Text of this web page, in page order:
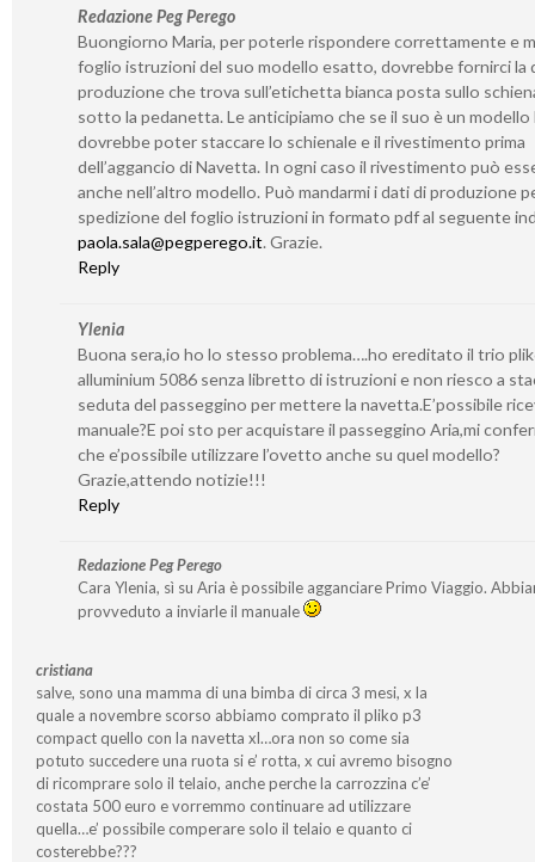
Redazione Peg Perego
Buongiorno Maria, per poterle rispondere correttamente e
foglio istruzioni del suo modello esatto, dovrebbe fornirci la
produzione che trova sull’etichetta bianca posta sullo
sotto la pedanetta. Le anticipiamo che se il suo è un modello
dovrebbe poter staccare lo schienale e il rivestimento prima
dell’aggancio di Navetta. In ogni caso il rivestimento può
anche nell’altro modello. Può mandarmi i dati di produzione
spedizione del foglio istruzioni in formato pdf al seguente
paola.sala@pegperego.it. Grazie.
Reply
Ylenia
Buona sera,io ho lo stesso problema….ho ereditato il trio
alluminium 5086 senza libretto di istruzioni e non riesco a
seduta del passeggino per mettere la navetta.E’possibile
manuale?E poi sto per acquistare il passeggino Aria,mi
che e’possibile utilizzare l’ovetto anche su quel modello?
Grazie,attendo notizie!!!
Reply
Redazione Peg Perego
Cara Ylenia, sì su Aria è possibile agganciare Primo Viaggio.
provveduto a inviarle il manuale
cristiana
salve, sono una mamma di una bimba di circa 3 mesi, x la
quale a novembre scorso abbiamo comprato il pliko p3
compact quello con la navetta xl…ora non so come sia
potuto succedere una ruota si e’ rotta, x cui avremo bisogno
di ricomprare solo il telaio, anche perche la carrozzina c’e’
costata 500 euro e vorremmo continuare ad utilizzare
quella…e’ possibile comperare solo il telaio e quanto ci
costerebbe???